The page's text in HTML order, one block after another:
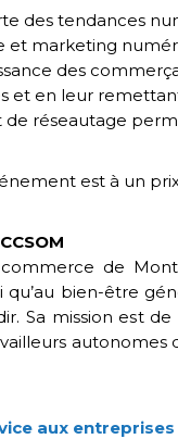
des tendances
et marketing
des
et en leur
réseautage
est à un
de
qu’au bien-être
Sa mission est
autonomes
aux entreprises